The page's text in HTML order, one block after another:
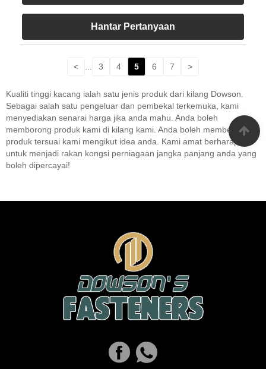
Hantar Pertanyaan
< 3 4 5 6 7 >
Kualiti tinggi kacang ialah satu jenis produk dari kilang Dowson.
Sebagai salah satu pengeluar dan pembekal terkemuka, kami
menyediakan senarai harga jika anda mahu. Anda boleh
memborong produk kami di kilang kami. Anda boleh membeli
produk tersuai kami mengikut idea anda. Kami amat berharap
untuk menjadi rakan kongsi perniagaan jangka panjang anda yang
boleh dipercayai!